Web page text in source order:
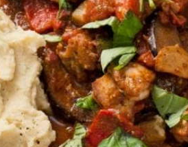
Kies producten
Wat vond je van dit recept?